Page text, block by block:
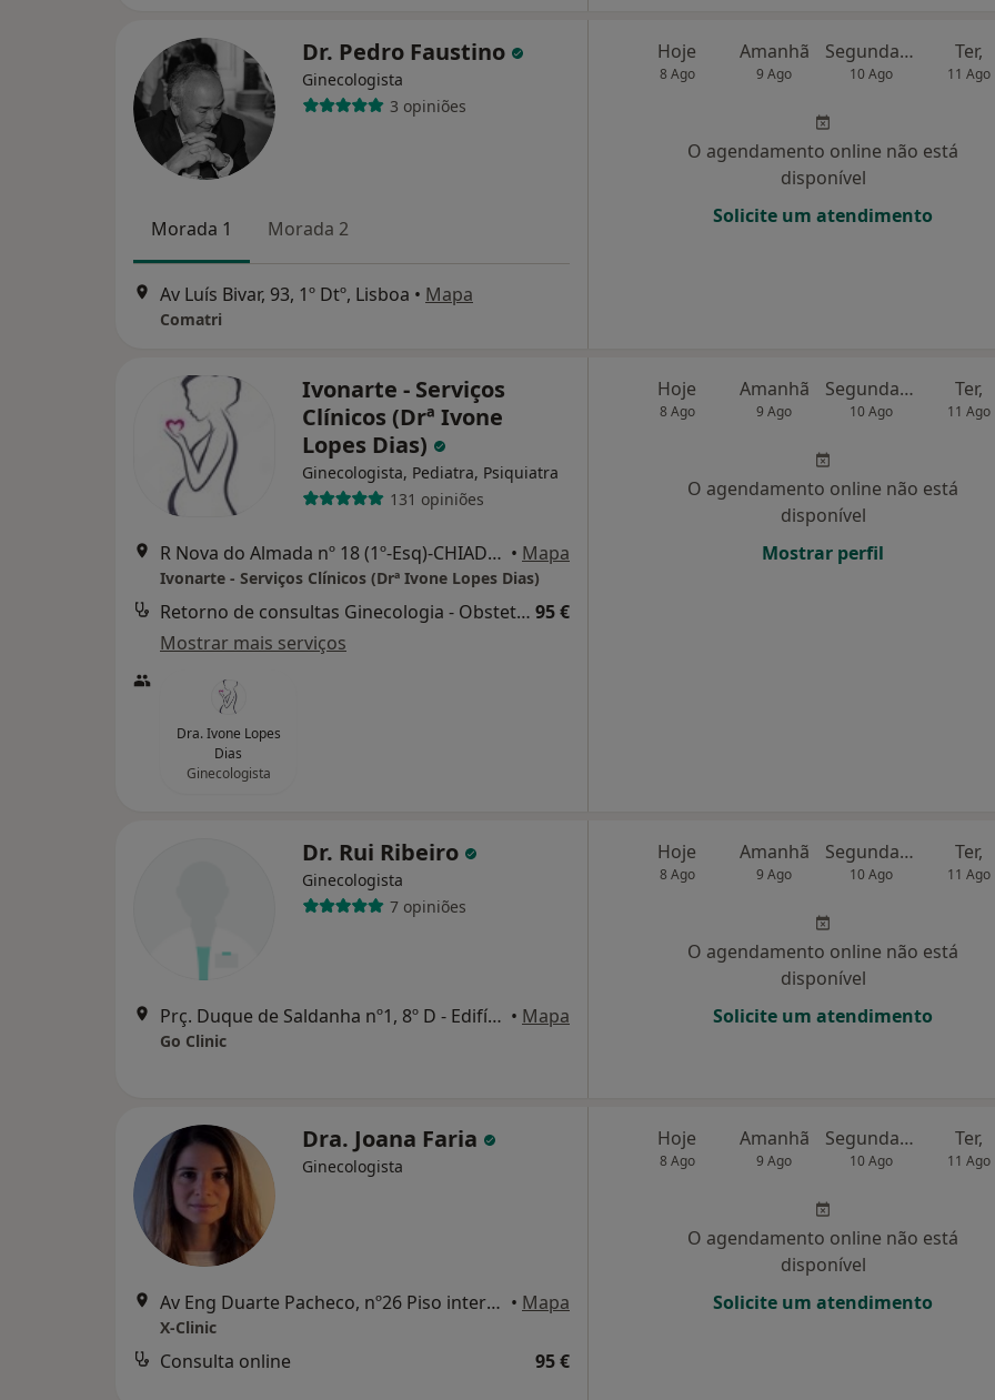
Dr. Pedro Faustino
Ginecologista
3 opiniões
Morada 1 Morada 2
Av Luís Bivar, 93, 1º Dtº, Lisboa • Mapa
Comatri
Hoje
8 Ago
Amanhã
9 Ago
Segunda-feira
10 Ago
Ter,
11 Ago
O agendamento online não está
disponível
Solicite um atendimento
Ivonarte - Serviços
Clínicos (Drª Ivone
Lopes Dias)
Ginecologista, Pediatra, Psiquiatra
131 opiniões
R Nova do Almada nº 18 (1º-Esq)-CHIADO, Lisboa • Mapa
Ivonarte - Serviços Clínicos (Drª Ivone Lopes Dias)
Retorno de consultas Ginecologia - Obstetricia 95 €
Mostrar mais serviços
Dra. Ivone Lopes
Dias
Ginecologista
Hoje
8 Ago
Amanhã
9 Ago
Segunda-feira
10 Ago
Ter,
11 Ago
O agendamento online não está
disponível
Mostrar perfil
Dr. Rui Ribeiro
Ginecologista
7 opiniões
Prç. Duque de Saldanha nº1, 8º D - Edifício Atrium Saldanha, Lisboa • Mapa
Go Clinic
Hoje
8 Ago
Amanhã
9 Ago
Segunda-feira
10 Ago
Ter,
11 Ago
O agendamento online não está
disponível
Solicite um atendimento
Dra. Joana Faria
Ginecologista
Av Eng Duarte Pacheco, nº26 Piso intermédio, Lisboa • Mapa
X-Clinic
Consulta online 95 €
Hoje
8 Ago
Amanhã
9 Ago
Segunda-feira
10 Ago
Ter,
11 Ago
O agendamento online não está
disponível
Solicite um atendimento